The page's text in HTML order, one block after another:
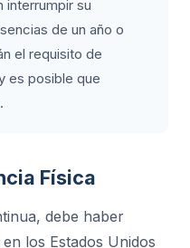
interrumpir su
de un año o
el requisito de
es posible que
Física
debe haber
los Estados Unidos